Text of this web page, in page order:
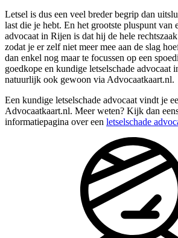
Letsel is dus een veel breder begrip dan
last die je hebt. En het grootste pluspunt van
advocaat in Rijen is dat hij de hele
zodat je er zelf niet meer mee aan de slag
dan enkel nog maar te focussen op een
goedkope en kundige letselschade advocaat
natuurlijk ook gewoon via Advocaatkaart.nl.
Een kundige letselschade advocaat vindt je
Advocaatkaart.nl. Meer weten? Kijk dan
informatiepagina over een letselschade